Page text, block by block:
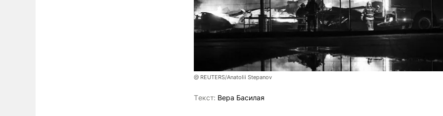
@ REUTERS/Anatolii Stepanov
Tекст: Вера Басилая